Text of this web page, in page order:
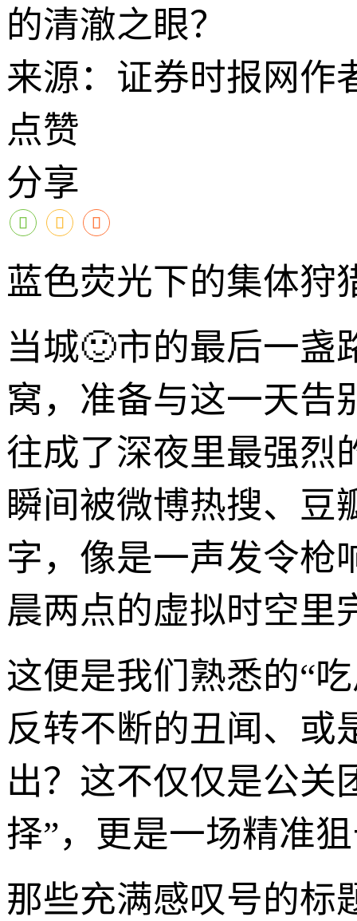
的清澈之眼？
来源：证券时报网作
点赞
分享
蓝色荧光下的集体狩
当城🙂市的最后一盏
窝，准备与这一天告
往成了深夜里最强烈
瞬间被微博热搜、豆
字，像是一声发令枪
晨两点的虚拟时空里
这便是我们熟悉的“
反转不断的丑闻、或
出？这不仅仅是公关
择”，更是一场精准
那些充满感叹号的标